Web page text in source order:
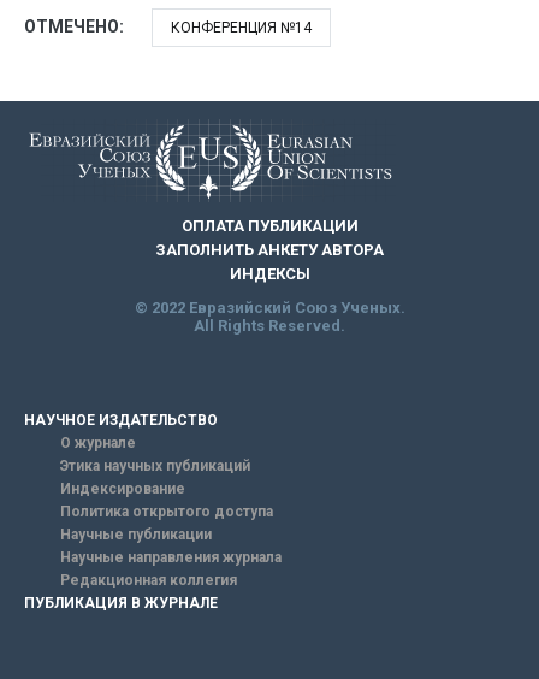
ОТМЕЧЕНО: КОНФЕРЕНЦИЯ №14
ОПЛАТА ПУБЛИКАЦИИ
ЗАПОЛНИТЬ АНКЕТУ АВТОРА
ИНДЕКСЫ
© 2022 Евразийский Союз Ученых.
All Rights Reserved.
НАУЧНОЕ ИЗДАТЕЛЬСТВО
О журнале
Этика научных публикаций
Индексирование
Политика открытого доступа
Научные публикации
Научные направления журнала
Редакционная коллегия
ПУБЛИКАЦИЯ В ЖУРНАЛЕ